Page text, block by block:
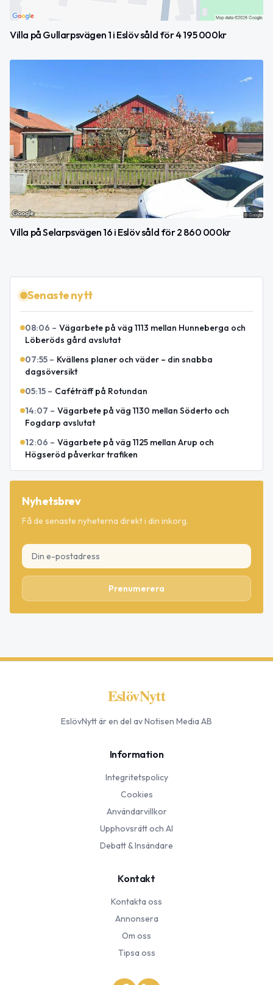
Villa på Gullarpsvägen 1 i Eslöv såld för 4 195 000kr
Villa på Selarpsvägen 16 i Eslöv såld för 2 860 000kr
Senaste nytt
08:06 – Vägarbete på väg 1113 mellan Hunneberga och
Löberöds gård avslutat
07:55 – Kvällens planer och väder – din snabba
dagsöversikt
05:15 – Caféträff på Rotundan
14:07 – Vägarbete på väg 1130 mellan Söderto och
Fogdarp avslutat
12:06 – Vägarbete på väg 1125 mellan Arup och
Högseröd påverkar trafiken
Nyhetsbrev
Få de senaste nyheterna direkt i din inkorg.
Prenumerera
EslövNytt
EslövNyttär en del av Notisen Media AB
Information
Integritetspolicy
Cookies
Användarvillkor
Upphovsrätt och AI
Debatt & Insändare
Kontakt
Kontakta oss
Annonsera
Om oss
Tipsa oss